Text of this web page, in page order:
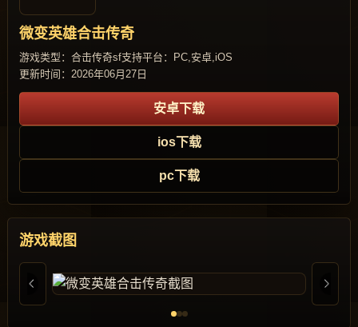
微变英雄合击传奇
游戏类型：合击传奇sf支持平台：PC,安卓,iOS
更新时间：2026年06月27日
安卓下载
ios下载
pc下载
游戏截图